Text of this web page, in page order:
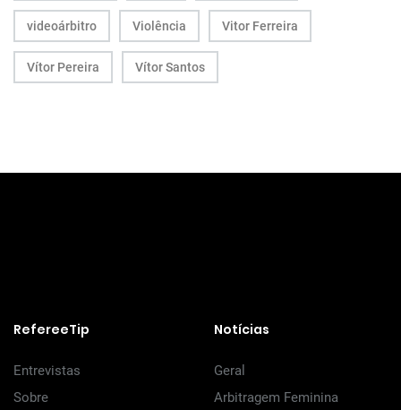
videoárbitro Violência Vitor Ferreira
Vítor Pereira Vítor Santos
RefereeTip
Entrevistas
Sobre
Notícias
Geral
Arbitragem Feminina